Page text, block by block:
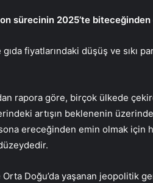
sürecinin 2025’te
gıda fiyatlarındaki düşüş ve sıkı
rapora göre, birçok ülkede
artışın beklenenin
ereceğinden emin olmak
Doğu’da yaşanan jeopolitik